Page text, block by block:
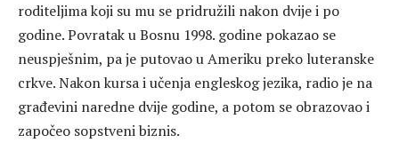
roditeljima koji su mu se pridružili nakon dvije i po
godine. Povratak u Bosnu 1998. godine pokazao se
neuspješnim, pa je putovao u Ameriku preko luteranske
crkve. Nakon kursa i učenja engleskog jezika, radio je na
građevini naredne dvije godine, a potom se obrazovao i
započeo sopstveni biznis.